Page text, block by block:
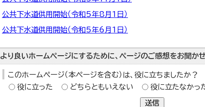
公共下水道供用開始（令和5年8月1日）
公共下水道供用開始（令和5年6月1日）
より良いホームページにするために、ページのご感想をお聞かせ
このホームページ（本ページを含む）は、役に立ちましたか？
役に立った
どちらともいえない 役に立たなかっ
送信